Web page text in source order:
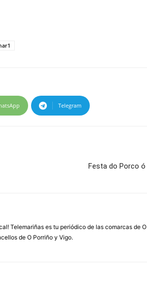
Telegram
Festa do Porco ó
Telemariñas es tu periódico de las comarcas de
de O Porriño y Vigo.